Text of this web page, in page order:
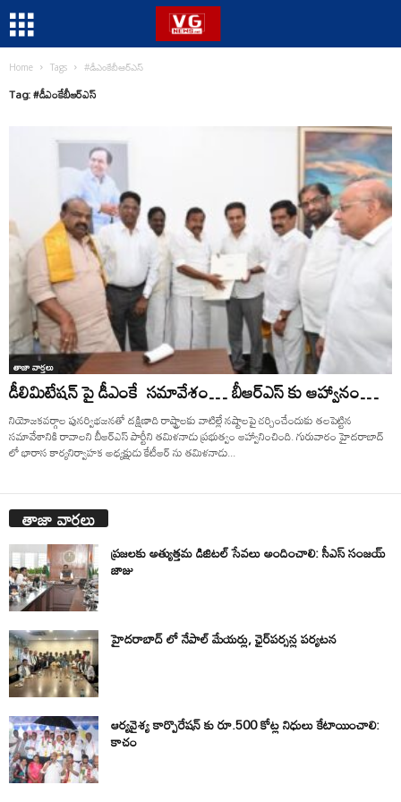
Home Tags #డీఎంకేబీఆర్ఎస్
Tag: #డీఎంకేబీఆర్ఎస్
తాజా వార్తలు
డీలిమిటేషన్ పై డీఎంకే సమావేశం… బీఆర్ఎస్ కు ఆహ్వానం…
నియోజకవర్గాల పునర్విభజనతో దక్షిణాది రాష్ట్రాలకు వాటిల్లే నష్టాలపై చర్చించేందుకు తలపెట్టిన
సమావేశానికి రావాలని బీఆర్ఎస్ పార్టీని తమిళనాడు ప్రభుత్వం ఆహ్వానించింది. గురువారం హైదరాబాద్
లో భారాస కార్యనిర్వాహక అధ్యక్షుడు కేటీఆర్ ను తమిళనాడు...
తాజా వార్తలు
ప్రజలకు అత్యుత్తమ డిజిటల్ సేవలు అందించాలి: సీఎస్ సంజయ్
జాజు
హైదరాబాద్ లో నేపాల్ మేయర్లు, ఛైర్‌పర్సన్ల పర్యటన
ఆర్యవైశ్య కార్పొరేషన్ కు రూ.500 కోట్ల నిధులు కేటాయించాలి:
కాచం